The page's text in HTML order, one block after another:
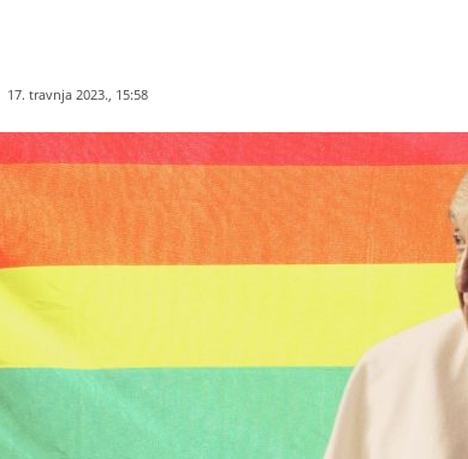
17. travnja 2023., 15:58